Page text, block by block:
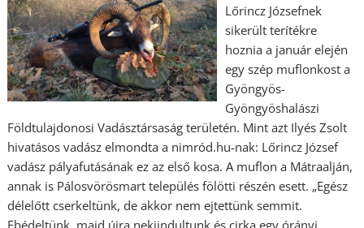
Lőrincz Józsefnek
sikerült terítékre
hoznia a január elején
egy szép muflonkost a
Gyöngyös-
Gyöngyöshalászi
Földtulajdonosi Vadásztársaság területén. Mint azt Ilyés Zsolt
hivatásos vadász elmondta a nimród.hu-nak: Lőrincz József
vadász pályafutásának ez az első kosa. A muflon a Mátraalján,
annak is Pálosvörösmart település fölötti részén esett. „Egész
délelőtt cserkeltünk, de akkor nem ejtettünk semmit.
Ebédeltünk, majd újra nekiindultunk és cirka egy órányi